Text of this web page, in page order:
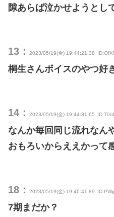
隙あらば泣かせようとし
13： 2023/05/19(金) 19:44:21.38
桐生さんボイスのやつ好
14： 2023/05/19(金) 19:44:31.65 ID:T0/
なんか毎回同じ流れなん
おもろいからええかって
18： 2023/05/19(金) 19:46:41.89
7期まだか？